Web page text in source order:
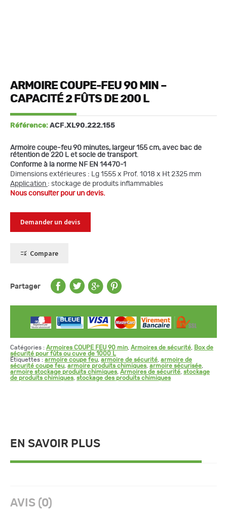
ARMOIRE COUPE-FEU 90 MIN –
CAPACITÉ 2 FÛTS DE 200 L
Référence: ACF.XL90.222.155
Armoire coupe-feu 90 minutes, largeur 155 cm, avec bac de
rétention de 220 L et socle de transport.
Conforme à la norme NF EN 14470-1
Dimensions extérieures : Lg 1555 x Prof. 1018 x Ht 2325 mm
Application : stockage de produits inflammables
Nous consulter pour un devis.
Demander un devis
Compare
Partager
Catégories : Armoires COUPE FEU 90 min Armoires de sécurité
Box de
sécurité pour fûts ou cuve de 1000 L
Étiquettes : armoire coupe feu armoire de sécurité armoire de
sécurité coupe feu armoire produits chimiques armoire sécurisée
armoire stockage produits chimiques Armoires de sécurité stockage
de produits chimiques stockage des produits chimiques
EN SAVOIR PLUS
AVIS (0)